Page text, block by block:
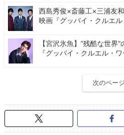
西島秀俊×斎藤工×三浦友
映画『グッバイ・クルエ
【宮沢氷魚】“残酷な世界
『グッバイ・クルエル・
次のページ